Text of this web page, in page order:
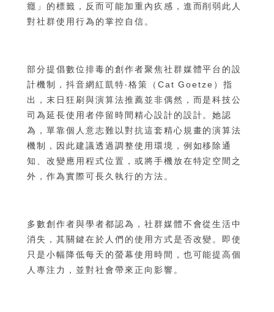
癮」的標籤，反而可能加重內疚感，進而削弱此人
對社群使用行為的掌控自信。
部分提倡數位排毒的創作者聚焦社群媒體平台的設
計機制，抖音網紅凱特‧格策（Cat Goetze）指
出，末日狂刷與演算法推薦並非偶然，而是科技公
司為延長使用者停留時間精心設計的設計。她認
為，單靠個人意志難以對抗這套精心規畫的演算法
機制，因此建議透過調整使用環境，例如移除通
知、改變應用程式位置，或將手機放在特定空間之
外，作為實際可長久執行的方法。
多數創作者與學者都認為，社群媒體不會從生活中
消失，其關鍵在於人們的使用方式是否改變。即使
只是小幅降低每天的螢幕使用時間，也可能提高個
人專注力，並對社會帶來正向影響。